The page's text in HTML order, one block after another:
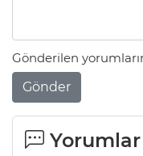
Gönderilen
Gönder